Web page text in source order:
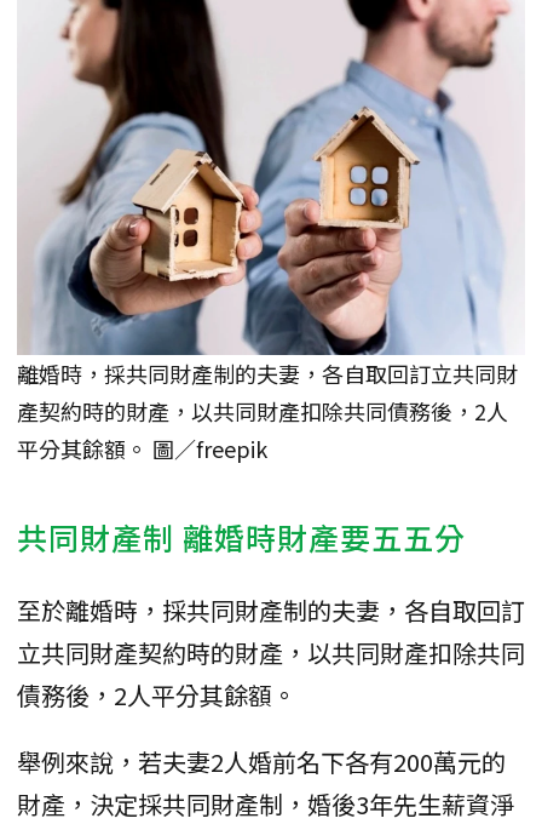
離婚時，採共同財產制的夫妻，各自取回訂立共同財
產契約時的財產，以共同財產扣除共同債務後，2人
平分其餘額。 圖／freepik
共同財產制 離婚時財產要五五分
至於離婚時，採共同財產制的夫妻，各自取回訂
立共同財產契約時的財產，以共同財產扣除共同
債務後，2人平分其餘額。
舉例來說，若夫妻2人婚前名下各有200萬元的
財產，決定採共同財產制，婚後3年先生薪資淨